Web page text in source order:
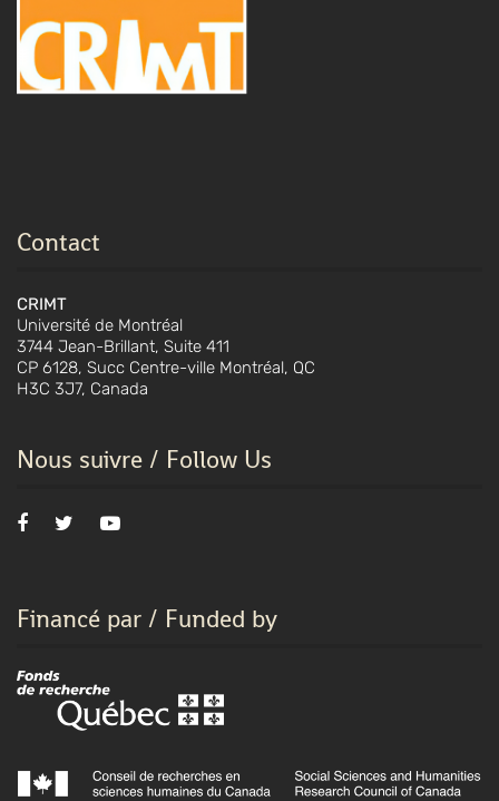
Contact
CRIMT
Université de Montréal
3744 Jean-Brillant, Suite 411
CP 6128, Succ Centre-ville Montréal, QC
H3C 3J7, Canada
Nous suivre / Follow Us
Financé par / Funded by